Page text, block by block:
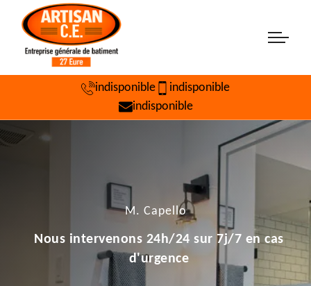
indisponible
indisponible
indisponible
M. Capello
Nous intervenons 24h/24 sur 7j/7 en cas
d'urgence